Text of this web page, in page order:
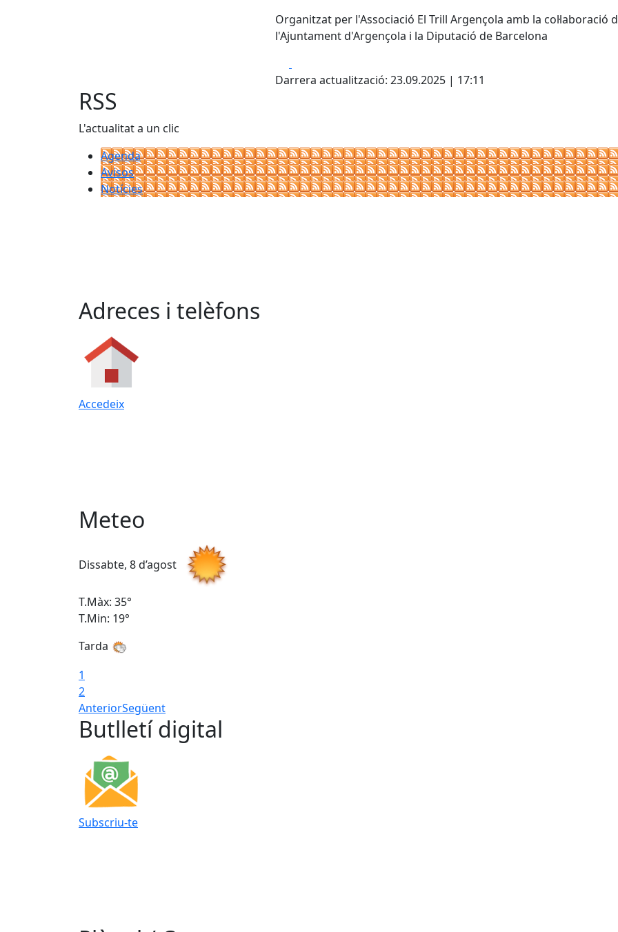
Organitzat per l'Associació El Trill Argençola amb la col·laboració
l'Ajuntament d'Argençola i la Diputació de Barcelona
Darrera actualització: 23.09.2025 | 17:11
RSS
L'actualitat a un clic
Agenda
Avisos
Notícies
Adreces i telèfons
Accedeix
Meteo
Dissabte, 8 d’agost
T.Màx: 35°
T.Min: 19°
Tarda
1
2
AnteriorSegüent
Butlletí digital
Subscriu-te